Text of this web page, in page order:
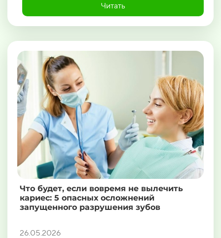
Читать
Что будет, если вовремя не вылечить
кариес: 5 опасных осложнений
запущенного разрушения зубов
26.05.2026